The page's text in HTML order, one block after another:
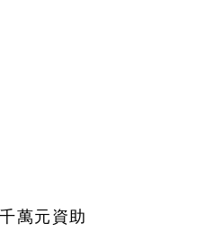
萬元資助